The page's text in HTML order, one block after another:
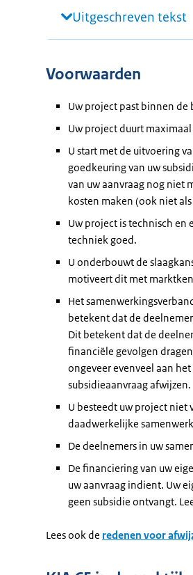
Uitgeschreven tekst
Voorwaarden
Uw project past binnen de
Uw project duurt maximaal
U start met de uitvoering
goedkeuring van uw
van uw aanvraag nog niet
kosten maken (ook niet
Uw project is technisch en
techniek goed.
U onderbouwt de
motiveert dit met
Het
betekent dat de
Dit betekent dat de
financiële gevolgen
ongeveer evenveel aan
subsidieaanvraag afwijzen.
U besteedt uw project niet
daadwerkelijke
De deelnemers in uw
De financiering van uw
uw aanvraag indient. Uw
geen subsidie ontvangt.
Lees ook de redenen voor